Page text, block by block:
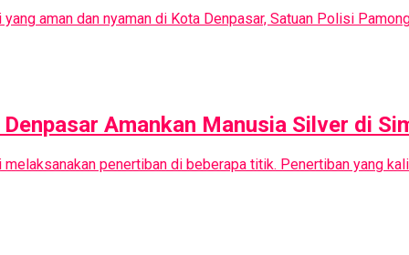
aman dan nyaman di Kota Denpasar, Satuan Polisi
Amankan Manusia Silver di
penertiban di beberapa titik. Penertiban yang